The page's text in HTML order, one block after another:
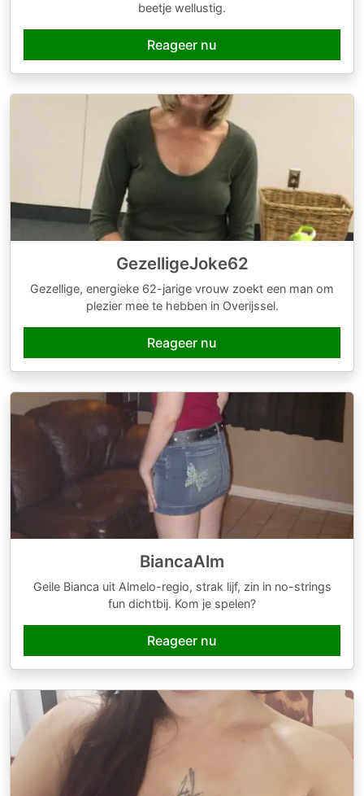
beetje wellustig.
Reageer nu
GezelligeJoke62
Gezellige, energieke 62-jarige vrouw zoekt een man om
plezier mee te hebben in Overijssel.
Reageer nu
BiancaAlm
Geile Bianca uit Almelo-regio, strak lijf, zin in no-strings
fun dichtbij. Kom je spelen?
Reageer nu